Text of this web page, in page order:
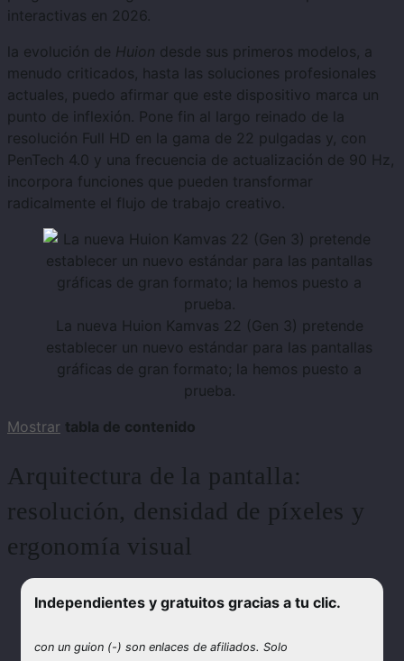
interactivas en 2026.
la evolución de Huion desde sus primeros modelos, a
menudo criticados, hasta las soluciones profesionales
actuales, puedo afirmar que este dispositivo marca un
punto de inflexión. Pone fin al largo reinado de la
resolución Full HD en la gama de 22 pulgadas y, con
PenTech 4.0 y una frecuencia de actualización de 90 Hz,
incorpora funciones que pueden transformar
radicalmente el flujo de trabajo creativo.
La nueva Huion Kamvas 22 (Gen 3) pretende
establecer un nuevo estándar para las pantallas
gráficas de gran formato; la hemos puesto a
prueba.
Mostrar tabla de contenido
Arquitectura de la pantalla:
resolución, densidad de píxeles y
ergonomía visual
Independientes y gratuitos gracias a tu clic.
con un guion (-) son enlaces de afiliados. Solo